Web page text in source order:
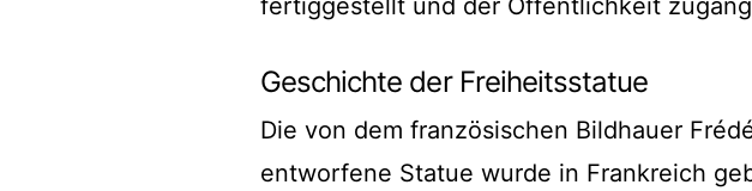
fertiggestellt und der Öffentlichkeit
Geschichte der Freiheitsstatue
Die von dem französischen Bildhauer
entworfene Statue wurde in Frankreich